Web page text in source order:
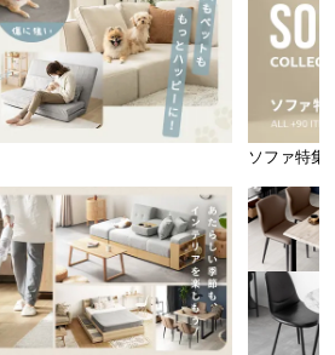
ソファ特集